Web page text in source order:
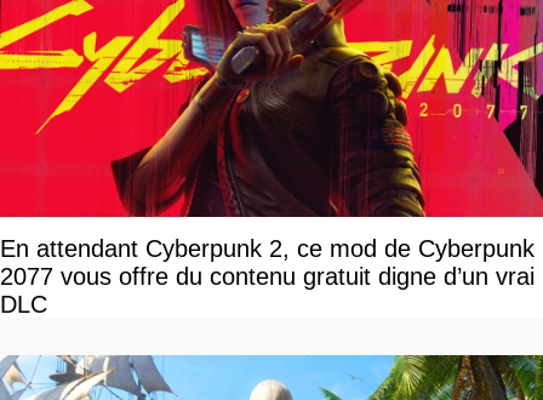
En attendant Cyberpunk 2, ce mod de Cyberpunk
2077 vous offre du contenu gratuit digne d’un vrai
DLC